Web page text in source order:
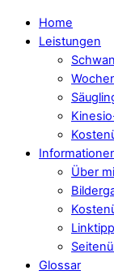
Home
Leistungen
Über
Glossar